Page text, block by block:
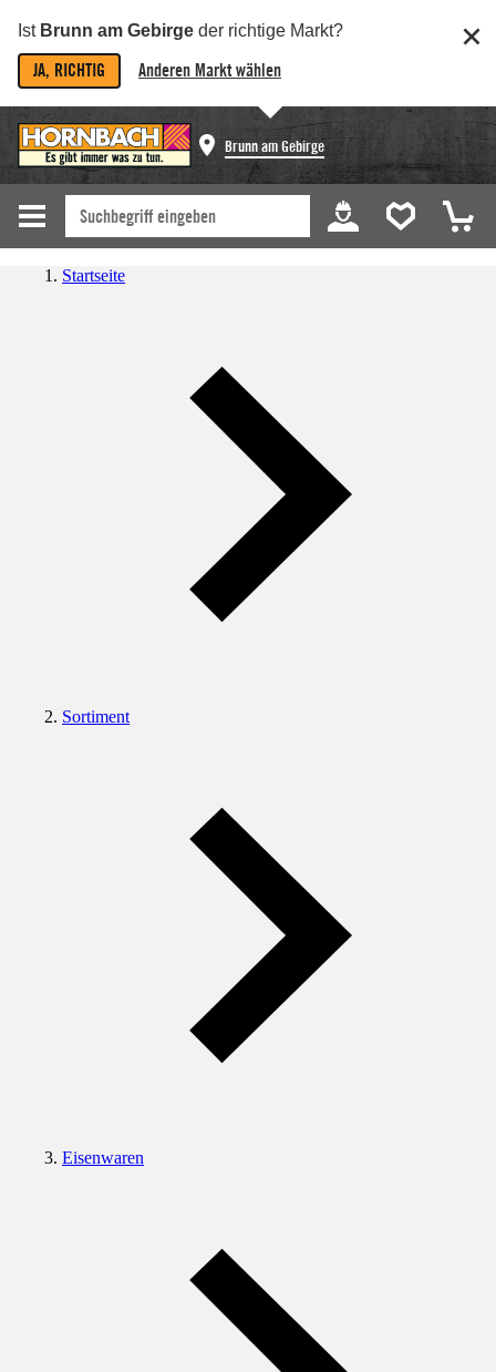
Ist Brunn am Gebirge der richtige Markt?
JA, RICHTIG Anderen Markt wählen
Brunn am Gebirge
Startseite
Sortiment
Eisenwaren